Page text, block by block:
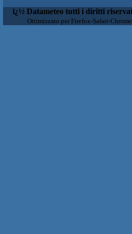
ï¿½ Datameteo tutti i diritti
Ottimizzato per Firefox-Safari-